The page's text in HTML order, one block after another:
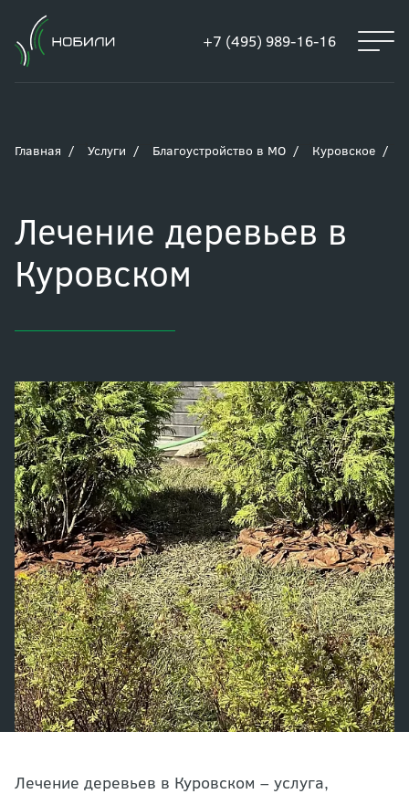
+7 (495) 989-16-16
Главная Услуги Благоустройство в МО Куровское
Лечение деревьев в
Куровском
Лечение деревьев в Куровском – услуга,